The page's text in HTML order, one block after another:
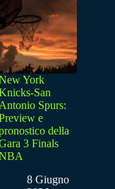
York
San
Antonio Spurs:
e
della
3 Finals
8 Giugno